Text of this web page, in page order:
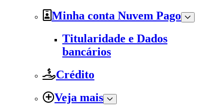
Minha conta Nuvem Pago
Titularidade e Dados
bancários
Crédito
Veja mais